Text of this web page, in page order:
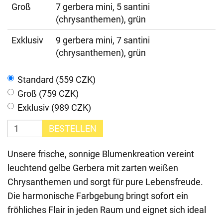
Groß
7 gerbera mini, 5 santini
(chrysanthemen), grün
Exklusiv
9 gerbera mini, 7 santini
(chrysanthemen), grün
Standard (559 CZK)
Groß (759 CZK)
Exklusiv (989 CZK)
BESTELLEN
Unsere frische, sonnige Blumenkreation vereint
leuchtend gelbe Gerbera mit zarten weißen
Chrysanthemen und sorgt für pure Lebensfreude.
Die harmonische Farbgebung bringt sofort ein
fröhliches Flair in jeden Raum und eignet sich ideal